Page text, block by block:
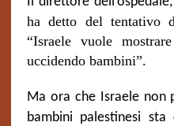
ha detto del tentativo
“Israele vuole
uccidendo bambini”.
Ma ora che Israele non
bambini palestinesi